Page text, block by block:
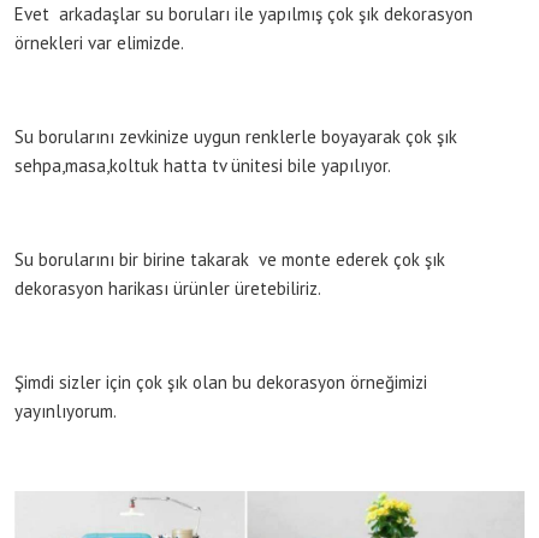
Evet arkadaşlar su boruları ile yapılmış çok şık dekorasyon
örnekleri var elimizde.
Su borularını zevkinize uygun renklerle boyayarak çok şık
sehpa,masa,koltuk hatta tv ünitesi bile yapılıyor.
Su borularını bir birine takarak ve monte ederek çok şık
dekorasyon harikası ürünler üretebiliriz.
Şimdi sizler için çok şık olan bu dekorasyon örneğimizi
yayınlıyorum.